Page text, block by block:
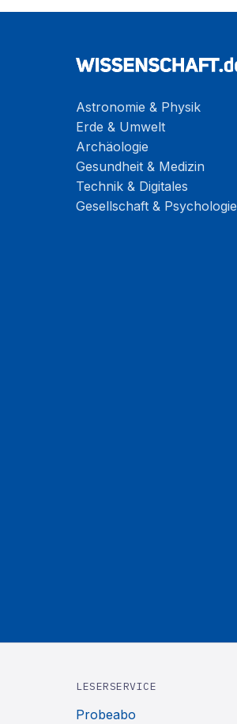
Astronomie & Physik
Erde & Umwelt
Archäologie
Gesundheit & Medizin
Technik & Digitales
Gesellschaft & Psychologie
LESERSERVICE
Probeabo